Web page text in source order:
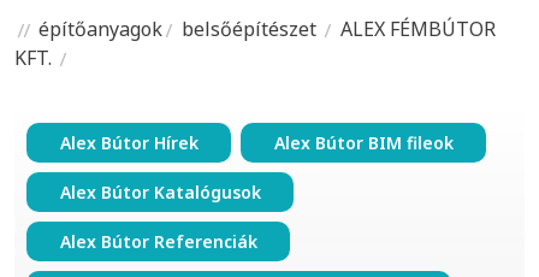
építőanyagok belsőépítészet
ALEX FÉMBÚTOR
KFT.
Alex Bútor Hírek Alex Bútor BIM fileok
Alex Bútor Katalógusok
Alex Bútor Referenciák